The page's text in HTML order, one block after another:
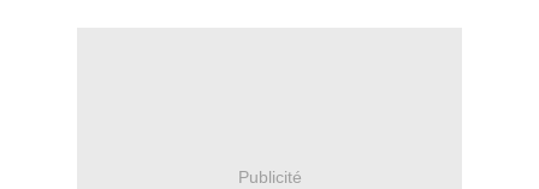
Publicité